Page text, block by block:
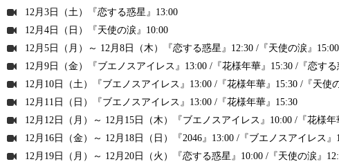
12月3日（土）『恋する惑星』13:00
12月4日（日）『天使の涙』10:00
12月5日（月）～ 12月8日（木）『恋する惑星』12:30 /『天使の涙』
12月9日（金）『ブエノスアイレス』13:00 /『花様年華』15:30 /『恋する
12月10日（土）『ブエノスアイレス』13:00 /『花様年華』15:30 /『天使
12月11日（日）『ブエノスアイレス』13:00 /『花様年華』15:30
12月12日（月）～ 12月15日（木）『ブエノスアイレス』10:00 /『花様
12月16日（金）～ 12月18日（日）『2046』13:00 /『ブエノスアイレス』
12月19日（月）～ 12月20日（火）『恋する惑星』10:00 /『天使の涙』